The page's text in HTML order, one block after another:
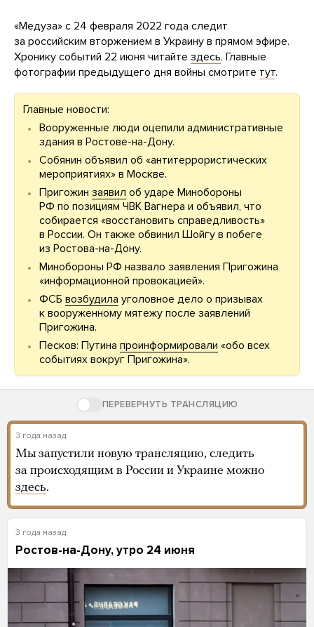
«Медуза» с 24 февраля 2022 года следит
за российским вторжением в Украину в прямом эфире.
Хронику событий 22 июня читайте здесь. Главные
фотографии предыдущего дня войны смотрите тут.
Главные новости:
Вооруженные люди оцепили административные
здания в Ростове-на-Дону.
Собянин объявил об «антитеррористических
мероприятиях» в Москве.
Пригожин заявил об ударе Минобороны
РФ по позициям ЧВК Вагнера и объявил, что
собирается «восстановить справедливость»
в России. Он также обвинил Шойгу в побеге
из Ростова-на-Дону.
Минобороны РФ назвало заявления Пригожина
«информационной провокацией».
ФСБ возбудила уголовное дело о призывах
к вооруженному мятежу после заявлений
Пригожина.
Песков: Путина проинформировали «обо всех
событиях вокруг Пригожина».
ПЕРЕВЕРНУТЬ ТРАНСЛЯЦИЮ
3 года назад
Мы запустили новую трансляцию, следить
за происходящим в России и Украине можно
здесь.
3 года назад
Ростов-на-Дону, утро 24 июня